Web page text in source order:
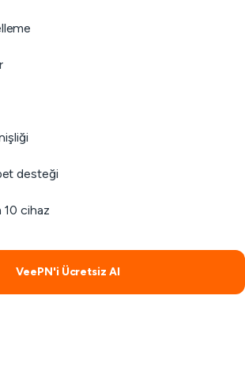
desteği
10 cihaz
VeePN'i Ücretsiz Al